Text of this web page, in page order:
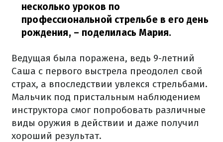
несколько уроков по
профессиональной стрельбе в его день
рождения, – поделилась Мария.
Ведущая была поражена, ведь 9-летний
Саша с первого выстрела преодолел свой
страх, а впоследствии увлекся стрельбами.
Мальчик под пристальным наблюдением
инструктора смог попробовать различные
виды оружия в действии и даже получил
хороший результат.